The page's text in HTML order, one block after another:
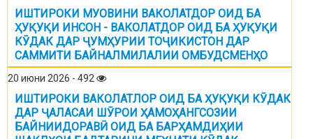
ИШТИРОКИ МУОВИНИ ВАКОЛАТДОР ОИД БА
ҲУҚУҚИ ИНСОН - ВАКОЛАТДОР ОИД БА ҲУҚУҚИ
КӮДАК ДАР ҶУМҲУРИИ ТОҶИКИСТОН ДАР
САММИТИ БАЙНАЛМИЛАЛИИ ОМБУДСМЕНҲО
20 июни 2026 - 492
ИШТИРОКИ ВАКОЛАТЛОР ОИД БА ҲУҚУҚИ КӮДАК
ДАР ҶАЛАСАИ ШӮРОИ ҲАМОҲАНГСОЗИИ
БАЙНИИДОРАВӢ ОИД БА БАРҲАМДИҲИИ